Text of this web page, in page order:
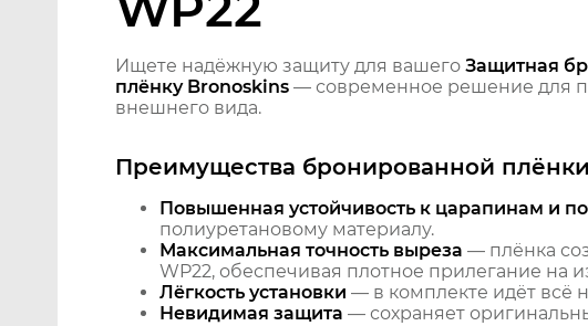
Ищете надёжную защиту для вашего Защитная
плёнку Bronoskins — современное решение для
внешнего вида.
Преимущества бронированной
Повышенная устойчивость к царапинам и
полиуретановому материалу.
Максимальная точность выреза — плёнка
WP22, обеспечивая плотное прилегание на
Лёгкость установки — в комплекте идёт всё
Невидимая защита — сохраняет